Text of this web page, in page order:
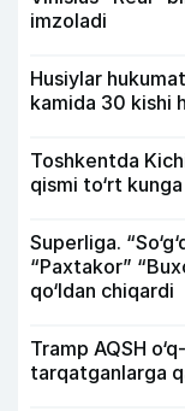
imzoladi
Husiylar
kamida 30 kishi
Toshkentda
qismi to‘rt
Superliga.
“Paxtakor”
qo‘ldan chiqardi
Tramp AQSH
tarqatganlarga